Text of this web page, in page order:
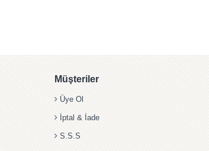
Müşteriler
Üye Ol
İptal & İade
S.S.S